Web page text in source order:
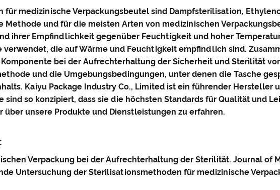
für medizinische Verpackungsbeutel sind Dampfsterilisation,
Methode und für die meisten Arten von medizinischen
ihrer Empfindlichkeit gegenüber Feuchtigkeit und hoher
die auf Wärme und Feuchtigkeit empfindlich sind.
bei der Aufrechterhaltung der Sicherheit und Sterilität
und die Umgebungsbedingungen, unter denen die Tasche
Kaiyu Package Industry Co., Limited ist ein führender Hersteller
sind so konzipiert, dass sie die höchsten Standards für Qualität und
über unsere Produkte und Dienstleistungen zu erfahren.
Verpackung bei der Aufrechterhaltung der Sterilität. Journal of
Untersuchung der Sterilisationsmethoden für medizinische